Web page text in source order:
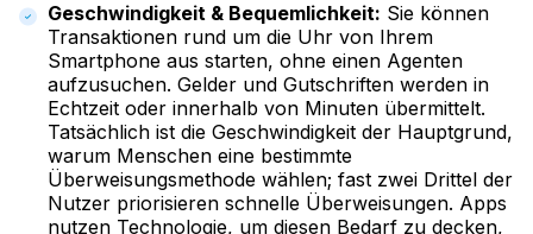
Geschwindigkeit & Bequemlichkeit: Sie können
Transaktionen rund um die Uhr von Ihrem
Smartphone aus starten, ohne einen Agenten
aufzusuchen. Gelder und Gutschriften werden in
Echtzeit oder innerhalb von Minuten übermittelt.
Tatsächlich ist die Geschwindigkeit der Hauptgrund,
warum Menschen eine bestimmte
Überweisungsmethode wählen; fast zwei Drittel der
Nutzer priorisieren schnelle Überweisungen. Apps
nutzen Technologie, um diesen Bedarf zu decken,